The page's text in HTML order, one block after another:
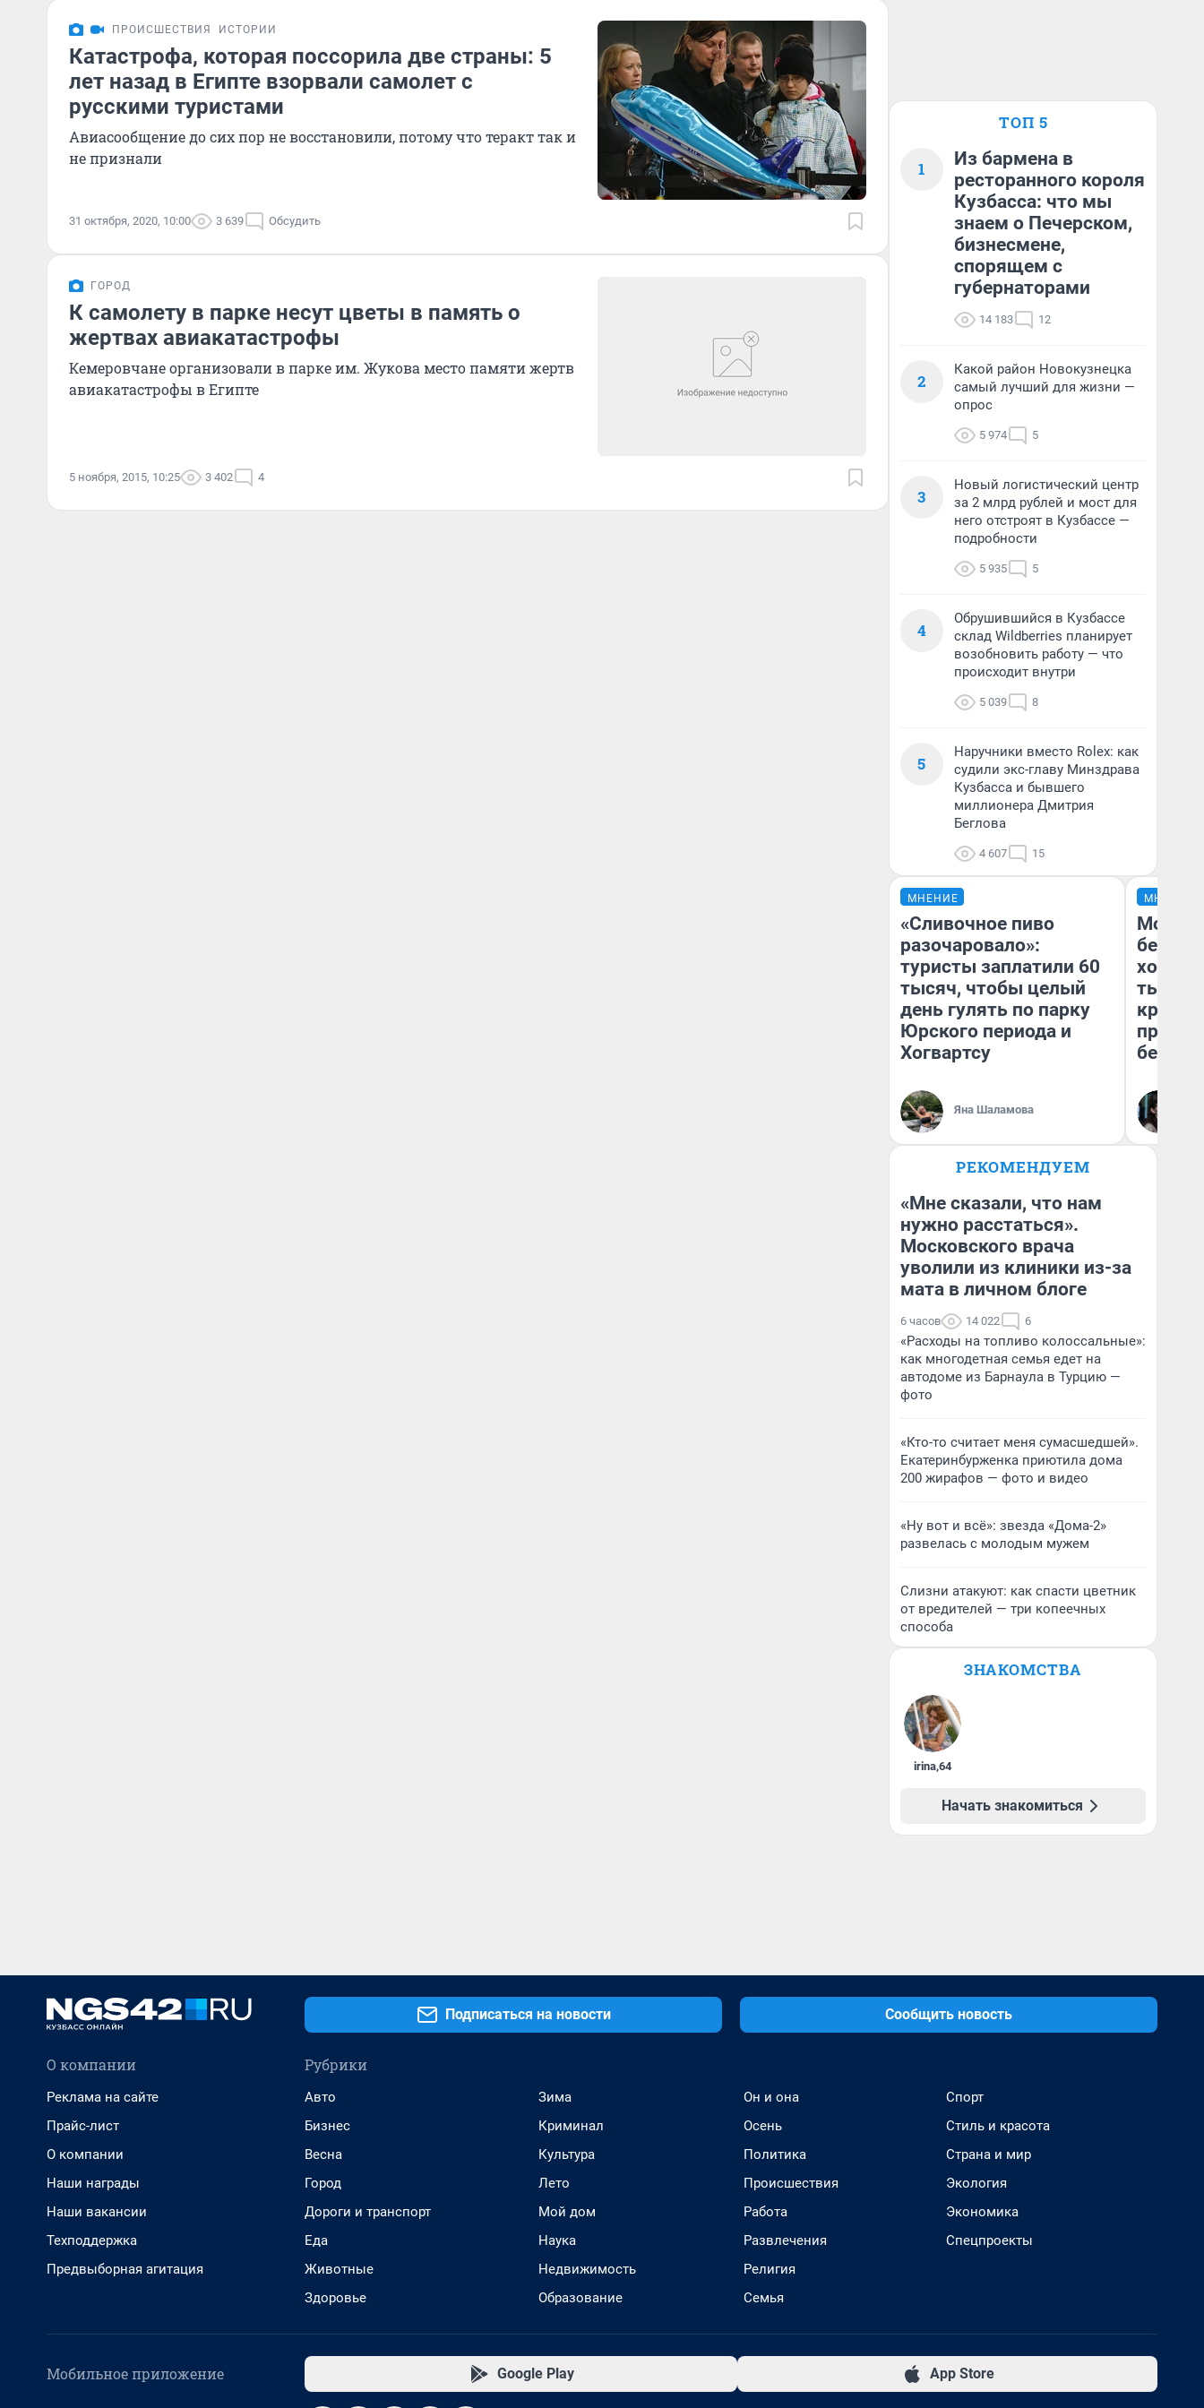
ПРОИСШЕСТВИЯ ИСТОРИИ
Катастрофа, которая поссорила две страны: 5
лет назад в Египте взорвали самолет с
русскими туристами
Авиасообщение до сих пор не восстановили, потому что теракт так и
не признали
31 октября, 2020, 10:00 3 639 Обсудить
ГОРОД
К самолету в парке несут цветы в память о
жертвах авиакатастрофы
Кемеровчане организовали в парке им. Жукова место памяти жертв
авиакатастрофы в Египте
5 ноября, 2015, 10:25 3 402 4
ТОП 5
1
Из бармена в
ресторанного короля
Кузбасса: что мы
знаем о Печерском,
бизнесмене,
спорящем с
губернаторами
14 183 12
2
Какой район Новокузнецка
самый лучший для жизни —
опрос
5 974 5
3
Новый логистический центр
за 2 млрд рублей и мост для
него отстроят в Кузбассе —
подробности
5 935 5
4
Обрушившийся в Кузбассе
склад Wildberries планирует
возобновить работу — что
происходит внутри
5 039 8
5
Наручники вместо Rolex: как
судили экс-главу Минздрава
Кузбасса и бывшего
миллионера Дмитрия
Беглова
4 607 15
МНЕНИЕ
«Сливочное пиво
разочаровало»:
туристы заплатили 60
тысяч, чтобы целый
день гулять по парку
Юрского периода и
Хогвартсу
Яна Шаламова
МНЕНИЕ
Мой
хотела
тысяч,
РЕКОМЕНДУЕМ
«Мне сказали, что нам
нужно расстаться».
Московского врача
уволили из клиники из-за
мата в личном блоге
6 часов 14 022 6
«Расходы на топливо колоссальные»:
как многодетная семья едет на
автодоме из Барнаула в Турцию —
фото
«Кто-то считает меня сумасшедшей».
Екатеринбурженка приютила дома
200 жирафов — фото и видео
«Ну вот и всё»: звезда «Дома-2»
развелась с молодым мужем
Слизни атакуют: как спасти цветник
от вредителей — три копеечных
способа
ЗНАКОМСТВА
irina,64
Начать знакомиться
Подписаться на новости Сообщить новость
О компании
Реклама на сайте
Прайс-лист
О компании
Наши награды
Наши вакансии
Техподдержка
Предвыборная агитация
Рубрики
Авто
Бизнес
Весна
Город
Дороги и транспорт
Еда
Животные
Здоровье
Зима
Криминал
Культура
Лето
Мой дом
Наука
Недвижимость
Образование
Он и она
Осень
Политика
Происшествия
Работа
Развлечения
Религия
Семья
Спорт
Стиль и красота
Страна и мир
Экология
Экономика
Спецпроекты
Мобильное приложение Google Play App Store